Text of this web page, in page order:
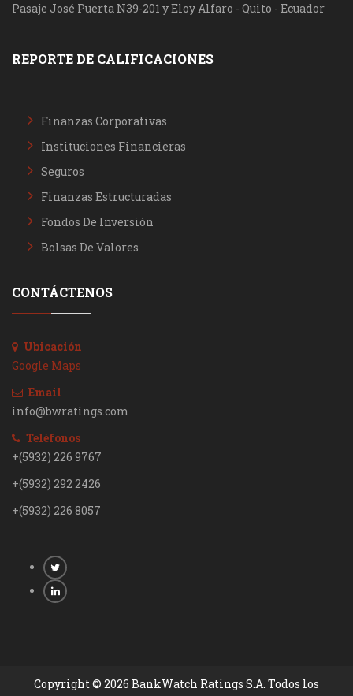
Pasaje José Puerta N39-201 y Eloy Alfaro - Quito - Ecuador
REPORTE DE CALIFICACIONES
Finanzas Corporativas
Instituciones Financieras
Seguros
Finanzas Estructuradas
Fondos De Inversión
Bolsas De Valores
CONTÁCTENOS
Ubicación
Google Maps
Email
info@bwratings.com
Teléfonos
+(5932) 226 9767
+(5932) 292 2426
+(5932) 226 8057
Copyright © 2026 BankWatch Ratings S.A. Todos los